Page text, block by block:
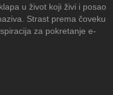
u život koji živi i posao
Strast prema čoveku
za pokretanje e-